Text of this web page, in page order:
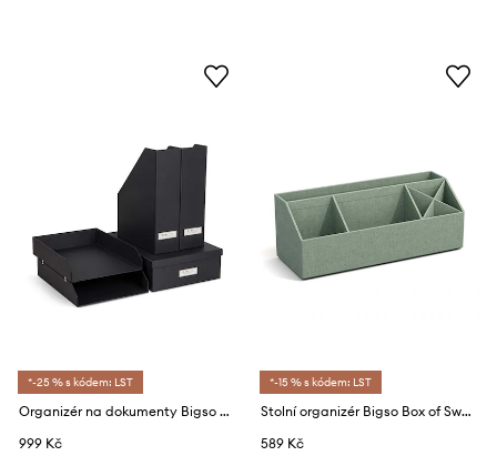
*-25 % s kódem: LST
Organizér na dokumenty Bigso Box of Sweden Holger
999 Kč
*-15 % s kódem: LST
Stolní organizér Bigso Box of Sweden Elisa
589 Kč